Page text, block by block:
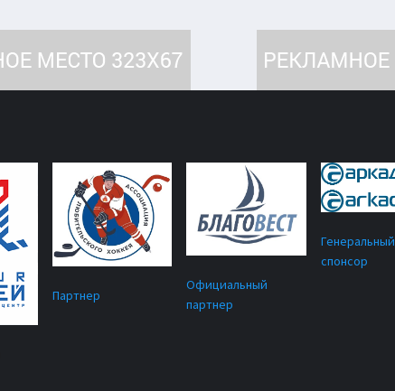
Партнер
Официальный
партнер
Генеральный
спонсор